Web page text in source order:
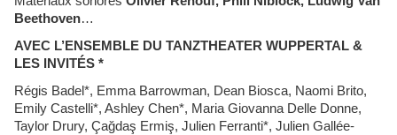
Beethoven…
AVEC L’ENSEMBLE DU TANZTHEATER WUPPERTAL &
LES INVITÉS *
Régis Badel*, Emma Barrowman, Dean Biosca, Naomi Brito,
Emily Castelli*, Ashley Chen*, Maria Giovanna Delle Donne,
Taylor Drury, Çağdaş Ermiş, Julien Ferranti*, Julien Gallée-